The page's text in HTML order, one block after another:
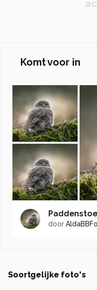
Komt voor in
door
Soortgelijke foto's